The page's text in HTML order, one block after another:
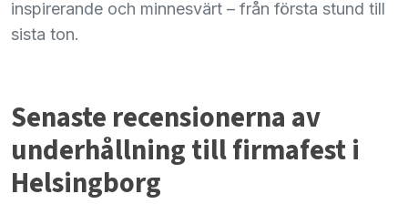
inspirerande och minnesvärt – från första stund till
sista ton.
Senaste recensionerna av
underhållning till firmafest i
Helsingborg